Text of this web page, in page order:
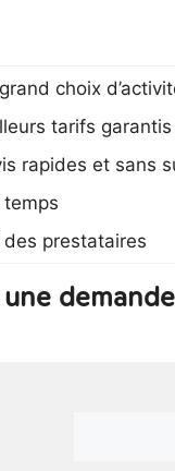
choix
tarifs garantis
rapides et sans
temps
prestataires